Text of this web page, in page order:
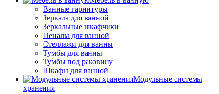
Ванные гарнитуры
Зеркала для ванной
Зеркальные шкафчики
Пеналы для ванной
Стеллажи для ванны
Тумбы для ванны
Тумбы под раковину
Шкафы для ванной
Модульные системы
хранения